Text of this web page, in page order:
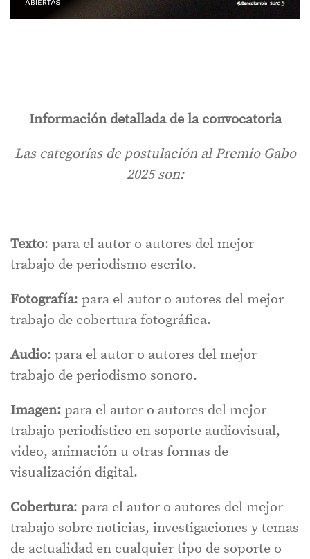
Información detallada de la convocatoria
Las categorías de postulación al Premio Gabo
2025 son:
Texto: para el autor o autores del mejor
trabajo de periodismo escrito.
Fotografía: para el autor o autores del mejor
trabajo de cobertura fotográfica.
Audio: para el autor o autores del mejor
trabajo de periodismo sonoro.
Imagen: para el autor o autores del mejor
trabajo periodístico en soporte audiovisual,
video, animación u otras formas de
visualización digital.
Cobertura: para el autor o autores del mejor
trabajo sobre noticias, investigaciones y temas
de actualidad en cualquier tipo de soporte o